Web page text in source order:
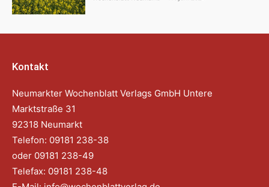
Kontakt
Neumarkter Wochenblatt Verlags GmbH Untere
Marktstraße 31
92318 Neumarkt
Telefon: 09181 238-38
oder 09181 238-49
Telefax: 09181 238-48